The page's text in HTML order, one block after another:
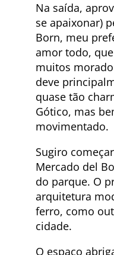
Na saída,
se apaixonar)
Born, meu
amor todo,
muitos
deve
quase tão
Gótico, mas
movimentado.
Sugiro
Mercado del
do parque. O
arquitetura
ferro, como
cidade.
O espaço